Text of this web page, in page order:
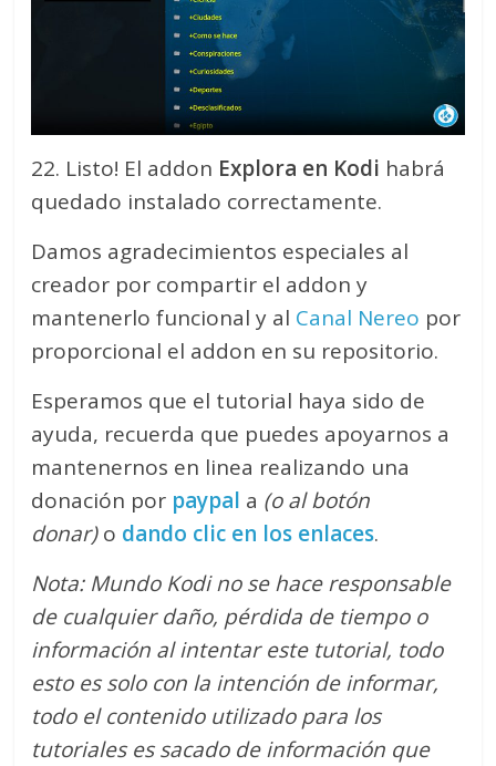
22. Listo! El addon Explora en Kodi habrá
quedado instalado correctamente.
Damos agradecimientos especiales al
creador por compartir el addon y
mantenerlo funcional y al Canal Nereo por
proporcional el addon en su repositorio.
Esperamos que el tutorial haya sido de
ayuda, recuerda que puedes apoyarnos a
mantenernos en linea realizando una
donación por paypal a (o al botón
donar)o dando clic en los enlaces.
Nota: Mundo Kodi no se hace responsable
de cualquier daño, pérdida de tiempo o
información al intentar este tutorial, todo
esto es solo con la intención de informar,
todo el contenido utilizado para los
tutoriales es sacado de información que